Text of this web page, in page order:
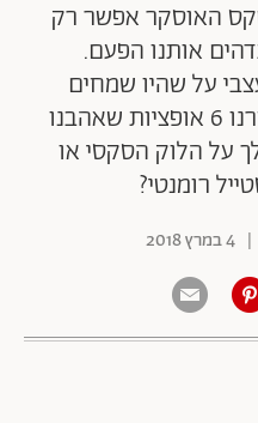
האוסקר אפשר רק
אותנו הפעם.
על שהיו שמחים
להלביש אותה. אנחנו בחרנו 6 אופציות שאהבנו
על הלוק הסקסי או
רומנטי?
| 4 במרץ 2018